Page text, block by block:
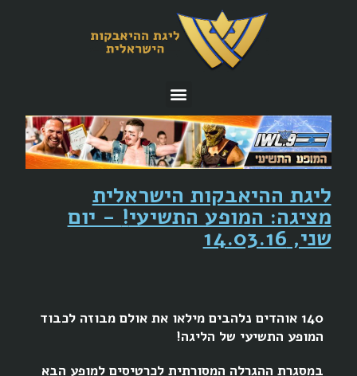
ליגת ההיאבקות הישראלית
מציגה: המופע התשיעי! - יום
שני, 14.03.16
140 אוהדים נלהבים מילאו את אולם מבוזה לכבוד
המופע התשיעי של הליגה!
במסגרת ההגרלה המסורתית לכרטיסים למופע הבא